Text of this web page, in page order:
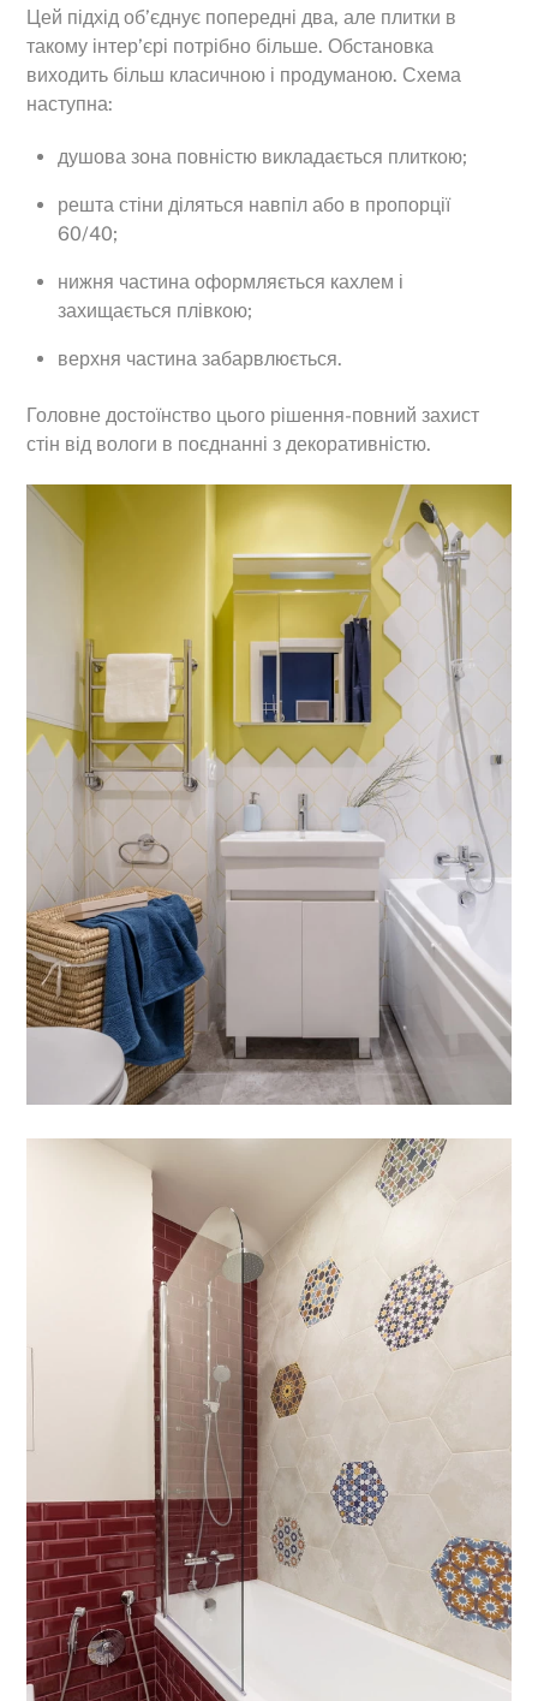
Цей підхід об’єднує попередні два, але плитки в
такому інтер’єрі потрібно більше. Обстановка
виходить більш класичною і продуманою. Схема
наступна:
душова зона повністю викладається плиткою;
решта стіни діляться навпіл або в пропорції
60/40;
нижня частина оформляється кахлем і
захищається плівкою;
верхня частина забарвлюється.
Головне достоїнство цього рішення-повний захист
стін від вологи в поєднанні з декоративністю.